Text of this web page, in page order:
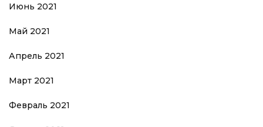
Июнь 2021
Май 2021
Апрель 2021
Март 2021
Февраль 2021